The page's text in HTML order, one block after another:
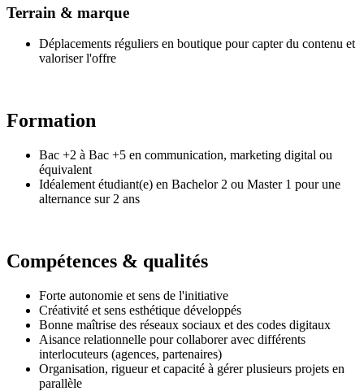
Terrain & marque
Déplacements réguliers en boutique pour capter du contenu et
valoriser l'offre
Formation
Bac +2 à Bac +5 en communication, marketing digital ou
équivalent
Idéalement étudiant(e) en Bachelor 2 ou Master 1 pour une
alternance sur 2 ans
Compétences & qualités
Forte autonomie et sens de l'initiative
Créativité et sens esthétique développés
Bonne maîtrise des réseaux sociaux et des codes digitaux
Aisance relationnelle pour collaborer avec différents
interlocuteurs (agences, partenaires)
Organisation, rigueur et capacité à gérer plusieurs projets en
parallèle